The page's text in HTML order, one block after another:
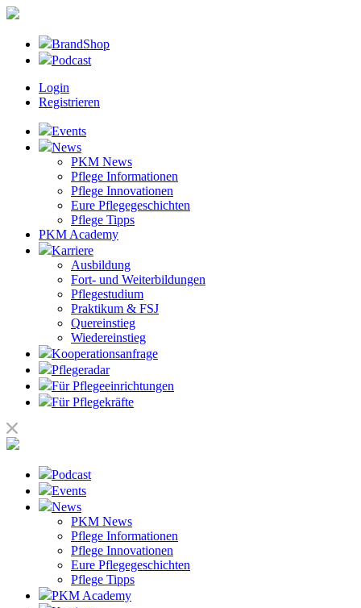
BrandShop
Podcast
Login
Registrieren
Events
News
PKM News
Pflege Informationen
Pflege Innovationen
Eure Pflegegeschichten
Pflege Tipps
PKM Academy
Karriere
Ausbildung
Fort- und Weiterbildungen
Pflegestudium
Praktikum & FSJ
Quereinstieg
Wiedereinstieg
Kooperationsanfrage
Pflegeradar
Für Pflegeeinrichtungen
Für Pflegekräfte
Podcast
Events
News
PKM News
Pflege Informationen
Pflege Innovationen
Eure Pflegegeschichten
Pflege Tipps
PKM Academy